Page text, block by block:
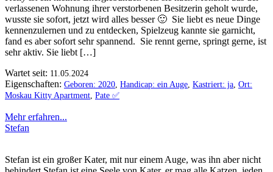
verlassenen Wohnung ihrer verstorbenen Besitzerin geholt wurde,
wusste sie sofort, jetzt wird alles besser 🙂 Sie liebt es neue Dinge
kennenzulernen und zu entdecken, Spielzeug kannte sie garnicht,
fand es aber sofort sehr spannend. Sie rennt gerne, springt gerne, ist
sehr aktiv. Sie liebt […]
Wartet seit: 11.05.2024
Eigenschaften: Geboren: 2020 Handicap: ein Auge Kastriert: ja Ort:
Moskau Kitty Apartment Pate ✅️
Mehr erfahren...
Stefan
Stefan ist ein großer Kater, mit nur einem Auge, was ihn aber nicht